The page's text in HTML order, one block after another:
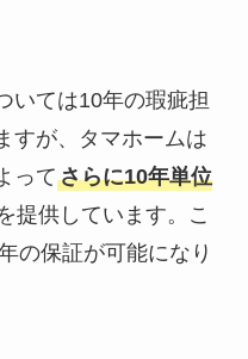
いては10年の瑕疵担
すが、タマホームは
ってさらに10年単位
提供しています。こ
の保証が可能になり